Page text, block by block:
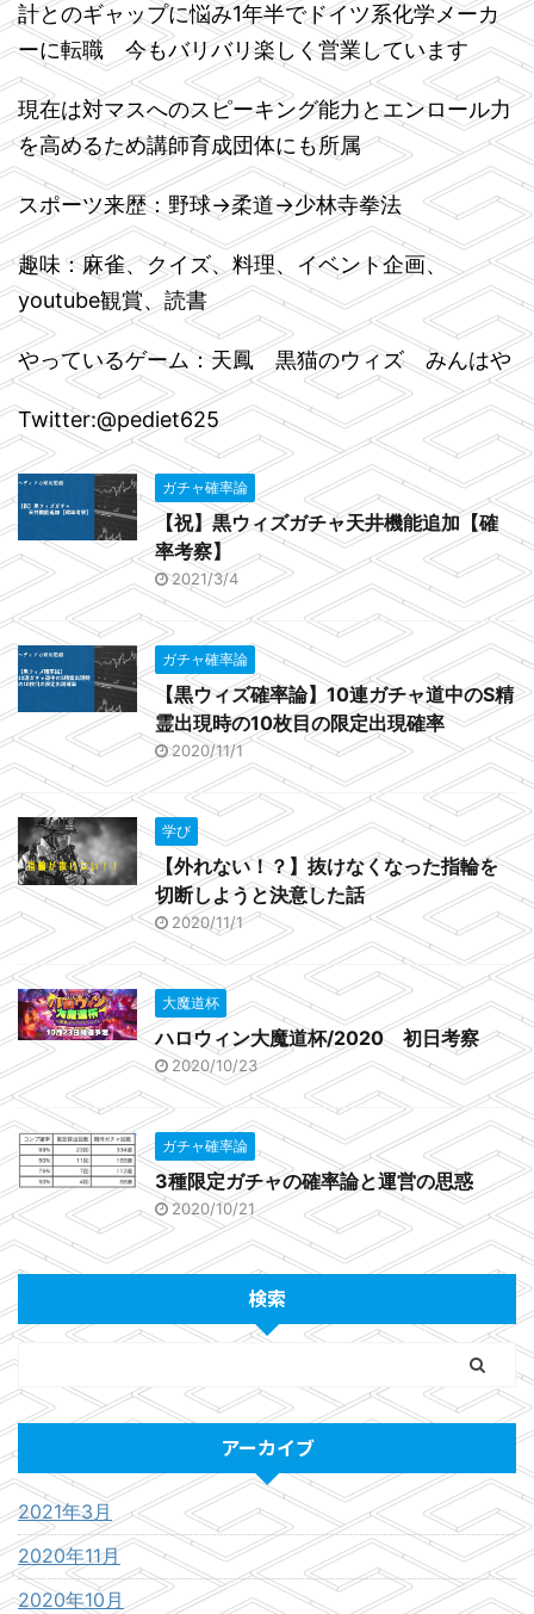
計とのギャップに悩み1年半でドイツ系化学メーカ
ーに転職 今もバリバリ楽しく営業しています
現在は対マスへのスピーキング能力とエンロール力
を高めるため講師育成団体にも所属
スポーツ来歴：野球→柔道→少林寺拳法
趣味：麻雀、クイズ、料理、イベント企画、
youtube観賞、読書
やっているゲーム：天鳳 黒猫のウィズ みんはや
Twitter:@pediet625
ガチャ確率論
【祝】黒ウィズガチャ天井機能追加【確
率考察】
2021/3/4
ガチャ確率論
【黒ウィズ確率論】10連ガチャ道中のS精
霊出現時の10枚目の限定出現確率
2020/11/1
学び
【外れない！？】抜けなくなった指輪を
切断しようと決意した話
2020/11/1
大魔道杯
ハロウィン大魔道杯/2020 初日考察
2020/10/23
ガチャ確率論
3種限定ガチャの確率論と運営の思惑
2020/10/21
検索
アーカイブ
2021年3月
2020年11月
2020年10月